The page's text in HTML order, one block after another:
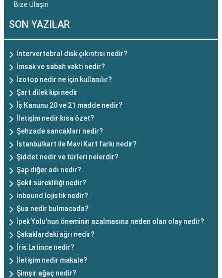
Bize Ulaşın
SON YAZILAR
İntervertebral disk çıkıntısı nedir?
İmsak ve sabah vakti nedir?
İzotop nedir ne için kullanılır?
Şart dilek kipi nedir
İş Kanunu 20 ve 21 madde nedir?
İletişim nedir kısa özet?
Şehzade sancakları nedir?
İstanbulkart ile Mavi Kart farkı nedir?
Şiddet nedir ve türleri nelerdir?
Şap diğer adı nedir?
Şekil sürekliliği nedir?
İnbound lojistik nedir?
Şua nedir bulmacada?
İpek Yolu'nun öneminin azalmasına neden olan olay nedir?
Şakaklardaki ağrı nedir?
İris Latince nedir?
İletişim nedir makale?
Şimşir ağaç nedir?